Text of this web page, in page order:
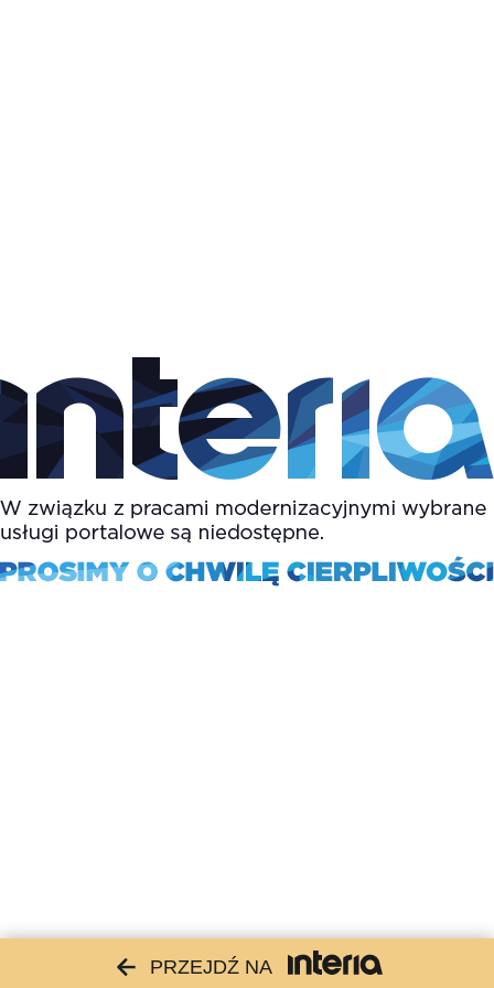
PRZEJDŹ NA